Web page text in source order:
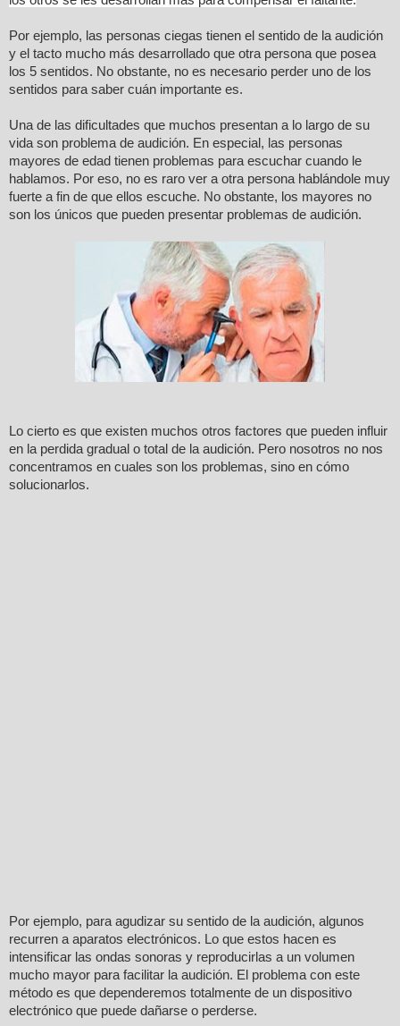
Por ejemplo, las personas ciegas tienen el sentido de la audición
y el tacto mucho más desarrollado que otra persona que posea
los 5 sentidos. No obstante, no es necesario perder uno de los
sentidos para saber cuán importante es.
Una de las dificultades que muchos presentan a lo largo de su
vida son problema de audición. En especial, las personas
mayores de edad tienen problemas para escuchar cuando le
hablamos. Por eso, no es raro ver a otra persona hablándole muy
fuerte a fin de que ellos escuche. No obstante, los mayores no
son los únicos que pueden presentar problemas de audición.
Lo cierto es que existen muchos otros factores que pueden influir
en la perdida gradual o total de la audición. Pero nosotros no nos
concentramos en cuales son los problemas, sino en cómo
solucionarlos.
Por ejemplo, para agudizar su sentido de la audición, algunos
recurren a aparatos electrónicos. Lo que estos hacen es
intensificar las ondas sonoras y reproducirlas a un volumen
mucho mayor para facilitar la audición. El problema con este
método es que dependeremos totalmente de un dispositivo
electrónico que puede dañarse o perderse.